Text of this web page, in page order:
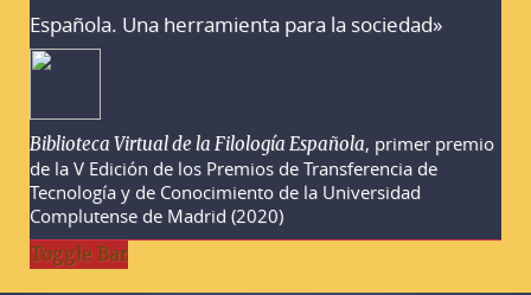
Española. Una herramienta para la sociedad»
Biblioteca Virtual de la Filología Española, primer premio
de la V Edición de los Premios de Transferencia de
Tecnología y de Conocimiento de la Universidad
Complutense de Madrid (2020)
Toggle Bar